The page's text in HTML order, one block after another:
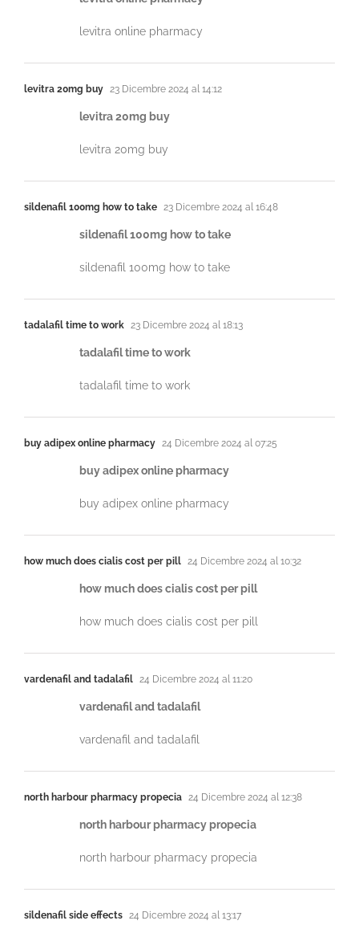
levitra online pharmacy
levitra 20mg buy 23 Dicembre 2024 al 14:12
levitra 20mg buy
levitra 20mg buy
sildenafil 100mg how to take 23 Dicembre 2024 al 16:48
sildenafil 100mg how to take
sildenafil 100mg how to take
tadalafil time to work 23 Dicembre 2024 al 18:13
tadalafil time to work
tadalafil time to work
buy adipex online pharmacy 24 Dicembre 2024 al 07:25
buy adipex online pharmacy
buy adipex online pharmacy
how much does cialis cost per pill 24 Dicembre 2024 al 10:32
how much does cialis cost per pill
how much does cialis cost per pill
vardenafil and tadalafil 24 Dicembre 2024 al 11:20
vardenafil and tadalafil
vardenafil and tadalafil
north harbour pharmacy propecia 24 Dicembre 2024 al 12:38
north harbour pharmacy propecia
north harbour pharmacy propecia
sildenafil side effects 24 Dicembre 2024 al 13:17